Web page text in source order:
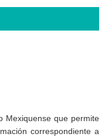
Mexiquense que permite
correspondiente a